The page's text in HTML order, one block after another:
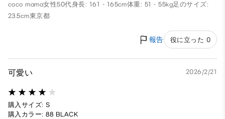
coco mama女性50代身長: 161 - 165cm体重: 51 - 55kg足のサイズ:
23.5cm東京都
報告 役に立った 0
可愛い 2026/2/21
購入サイズ: S
購入カラー: 88 BLACK